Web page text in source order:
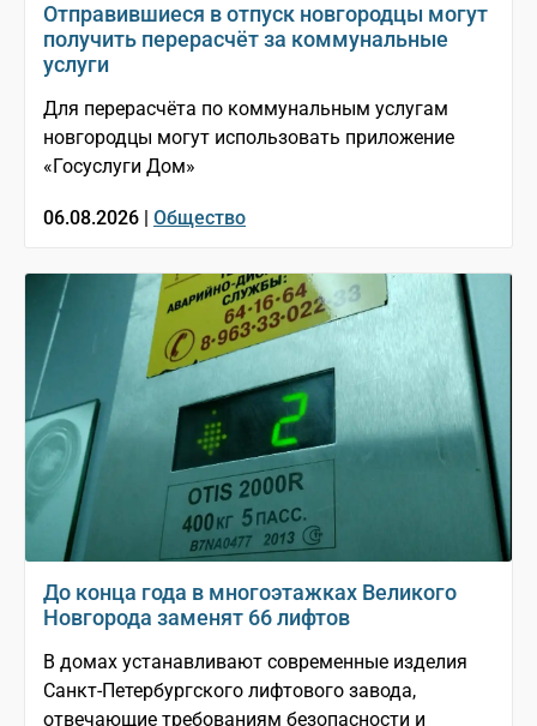
Отправившиеся в отпуск новгородцы могут
получить перерасчёт за коммунальные
услуги
Для перерасчёта по коммунальным услугам
новгородцы могут использовать приложение
«Госуслуги Дом»
06.08.2026 | Общество
До конца года в многоэтажках Великого
Новгорода заменят 66 лифтов
В домах устанавливают современные изделия
Санкт-Петербургского лифтового завода,
отвечающие требованиям безопасности и